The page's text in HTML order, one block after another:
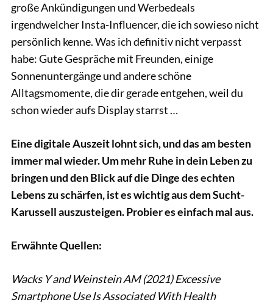
große Ankündigungen und Werbedeals
irgendwelcher Insta-Influencer, die ich sowieso nicht
persönlich kenne. Was ich definitiv nicht verpasst
habe: Gute Gespräche mit Freunden, einige
Sonnenuntergänge und andere schöne
Alltagsmomente, die dir gerade entgehen, weil du
schon wieder aufs Display starrst …
Eine digitale Auszeit lohnt sich, und das am besten
immer mal wieder. Um mehr Ruhe in dein Leben zu
bringen und den Blick auf die Dinge des echten
Lebens zu schärfen, ist es wichtig aus dem Sucht-
Karussell auszusteigen. Probier es einfach mal aus.
Erwähnte Quellen:
Wacks Y and Weinstein AM (2021) Excessive
Smartphone Use Is Associated With Health